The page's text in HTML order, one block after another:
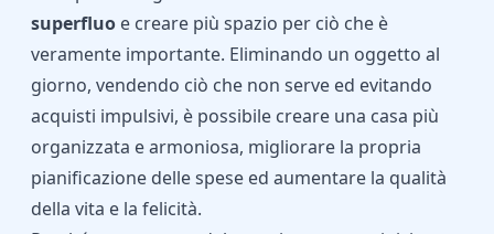
superfluo e creare più spazio per ciò che è
veramente importante. Eliminando un oggetto al
giorno, vendendo ciò che non serve ed evitando
acquisti impulsivi, è possibile creare una casa più
organizzata e armoniosa, migliorare la propria
pianificazione delle spese ed aumentare la qualità
della vita e la felicità.